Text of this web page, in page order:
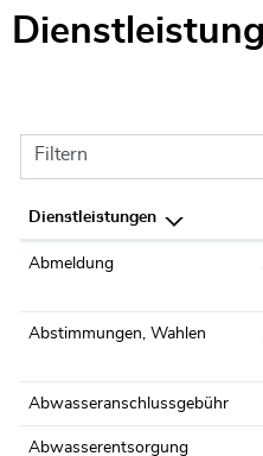
Filtern
Dienstleistungen
Abmeldung
Abstimmungen, Wahlen
Abwasseranschlussgebühr
Abwasserentsorgung